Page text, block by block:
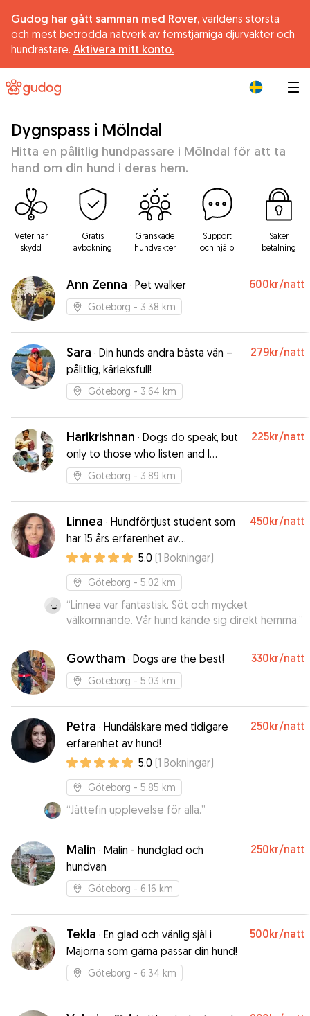
Gudog har gått samman med Rover, världens största
och mest betrodda nätverk av femstjärniga djurvakter och
hundrastare. Aktivera mitt konto.
Dygnspass i Mölndal
Hitta en pålitlig hundpassare i Mölndal för att ta
hand om din hund i deras hem.
Veterinär
skydd
Gratis
avbokning
Granskade
hundvakter
Support
och hjälp
Säker
betalning
Ann Zenna · Pet walker 600kr/natt
Göteborg - 3.38 km
Sara · Din hunds andra bästa vän –
pålitlig, kärleksfull!
279kr/natt
Göteborg - 3.64 km
Harikrishnan · Dogs do speak, but
only to those who listen and I
believe I am a listener
225kr/natt
Göteborg - 3.89 km
Linnea · Hundförtjust student som
har 15 års erfarenhet av
hundvaktande
450kr/natt
5.0 (1 Bokningar)
Göteborg - 5.02 km
“Linnea var fantastisk. Söt och mycket
välkomnande. Vår hund kände sig direkt hemma.”
Gowtham · Dogs are the best! 330kr/natt
Göteborg - 5.03 km
Petra · Hundälskare med tidigare
erfarenhet av hund!
250kr/natt
5.0 (1 Bokningar)
Göteborg - 5.85 km
“Jättefin upplevelse för alla.”
Malin · Malin - hundglad och
hundvan
250kr/natt
Göteborg - 6.16 km
Tekla · En glad och vänlig själ i
Majorna som gärna passar din hund!
500kr/natt
Göteborg - 6.34 km